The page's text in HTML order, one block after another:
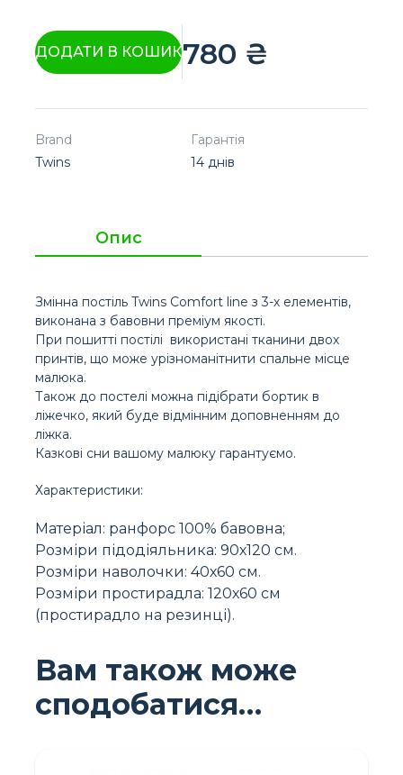
ДОДАТИ В КОШИК780 ₴
Brand
Twins
Гарантія
14 днів
Опис
Змінна постіль Twins Comfort line з 3-х елементів,
виконана з бавовни преміум якості.
При пошитті постілі використані тканини двох
принтів, що може урізноманітнити спальне місце
малюка.
Також до постелі можна підібрати бортик в
ліжечко, який буде відмінним доповненням до
ліжка.
Казкові сни вашому малюку гарантуємо.
Характеристики:
Матеріал: ранфорс 100% бавовна;
Розміри підодіяльника: 90х120 см.
Розміри наволочки: 40х60 см.
Розміри простирадла: 120х60 см
(простирадло на резинці).
Вам також може
сподобатися…